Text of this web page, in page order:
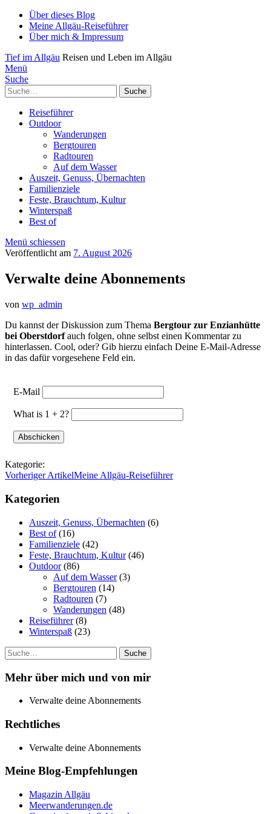
Über dieses Blog
Meine Allgäu-Reiseführer
Über mich & Impressum
Tief im Allgäu Reisen und Leben im Allgäu
Menü
Suche
Suche
Reiseführer
Outdoor
Wanderungen
Bergtouren
Radtouren
Auf dem Wasser
Auszeit, Genuss, Übernachten
Familienziele
Feste, Brauchtum, Kultur
Winterspaß
Best of
Menü schiessen
Veröffentlicht am 7. August 2026
Verwalte deine Abonnements
von wp_admin
Du kannst der Diskussion zum Thema Bergtour zur Enzianhütte
bei Oberstdorfauch folgen, ohne selbst einen Kommentar zu
hinterlassen. Cool, oder? Gib hierzu einfach Deine E-Mail-Adresse
in das dafür vorgesehene Feld ein.
E-Mail
What is 1 + 2?
Kategorie:
Vorheriger ArtikelMeine Allgäu-Reiseführer
Kategorien
Auszeit, Genuss, Übernachten (6)
Best of(16)
Familienziele (42)
Feste, Brauchtum, Kultur(46)
Outdoor(86)
Auf dem Wasser(3)
Bergtouren (14)
Radtouren (7)
Wanderungen (48)
Reiseführer(8)
Winterspaß (23)
Suche
Mehr über mich und von mir
Verwalte deine Abonnements
Rechtliches
Verwalte deine Abonnements
Meine Blog-Empfehlungen
Magazin Allgäu
Meerwanderungen.de